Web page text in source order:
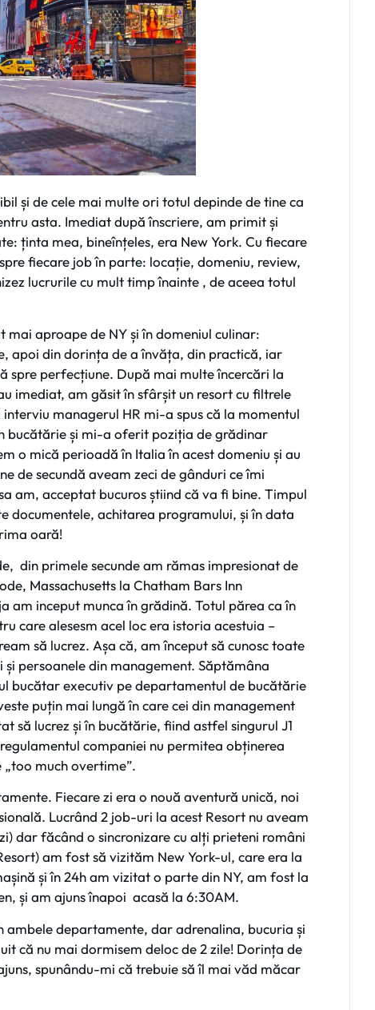
și de cele mai multe ori totul depinde de tine ca
asta. Imediat după înscriere, am primit și
ținta mea, bineînțeles, era New York. Cu fiecare
fiecare job în parte: locație, domeniu, review,
lucrurile cu mult timp înainte , de aceea totul
aproape de NY și în domeniul culinar:
apoi din dorința de a învăța, din practică, iar
spre perfecțiune. După mai multe încercări la
imediat, am găsit în sfârșit un resort cu filtrele
managerul HR mi-a spus că la momentul
bucătărie și mi-a oferit poziția de grădinar
o mică perioadă în Italia în acest domeniu și au
de secundă aveam zeci de gânduri ce îmi
am, acceptat bucuros știind că va fi bine. Timpul
documentele, achitarea programului, și în data
oară!
din primele secunde am rămas impresionat de
Massachusetts la Chatham Bars Inn
am inceput munca în grădină. Totul părea ca în
care alesesm acel loc era istoria acestuia –
să lucrez. Așa că, am început să cunosc toate
persoanele din management. Săptămâna
bucătar executiv pe departamentul de bucătărie
puțin mai lungă în care cei din management
să lucrez și în bucătărie, fiind astfel singurul J1
companiei nu permitea obținerea
much overtime”.
Fiecare zi era o nouă aventură unică, noi
Lucrând 2 job-uri la acest Resort nu aveam
dar făcând o sincronizare cu alți prieteni români
am fost să vizităm New York-ul, care era la
și în 24h am vizitat o parte din NY, am fost la
și am ajuns înapoi acasă la 6:30AM.
ambele departamente, dar adrenalina, bucuria și
că nu mai dormisem deloc de 2 zile! Dorința de
spunându-mi că trebuie să îl mai văd măcar